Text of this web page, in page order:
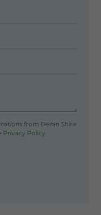
from Dezan Shira
Privacy Policy